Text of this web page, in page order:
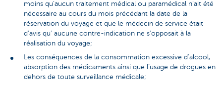
moins qu’aucun traitement médical ou paramédical n’ait été
nécessaire au cours du mois précédant la date de la
réservation du voyage et que le médecin de service était
d’avis qu’ aucune contre-indication ne s’opposait à la
réalisation du voyage;
Les conséquences de la consommation excessive d’alcool,
absorption des médicaments ainsi que l’usage de drogues en
dehors de toute surveillance médicale;